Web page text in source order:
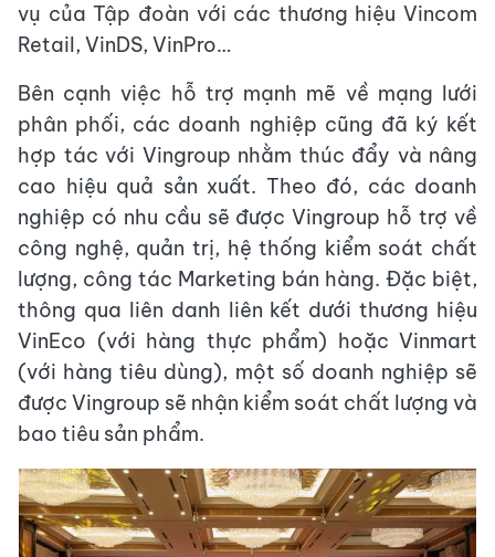
vụ của Tập đoàn với các thương hiệu Vincom
Retail, VinDS, VinPro…
Bên cạnh việc hỗ trợ mạnh mẽ về mạng lưới
phân phối, các doanh nghiệp cũng đã ký kết
hợp tác với Vingroup nhằm thúc đẩy và nâng
cao hiệu quả sản xuất. Theo đó, các doanh
nghiệp có nhu cầu sẽ được Vingroup hỗ trợ về
công nghệ, quản trị, hệ thống kiểm soát chất
lượng, công tác Marketing bán hàng. Đặc biệt,
thông qua liên danh liên kết dưới thương hiệu
VinEco (với hàng thực phẩm) hoặc Vinmart
(với hàng tiêu dùng), một số doanh nghiệp sẽ
được Vingroup sẽ nhận kiểm soát chất lượng và
bao tiêu sản phẩm.